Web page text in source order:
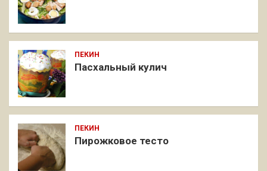
ПЕКИН
Пасхальный кулич
ПЕКИН
Пирожковое тесто